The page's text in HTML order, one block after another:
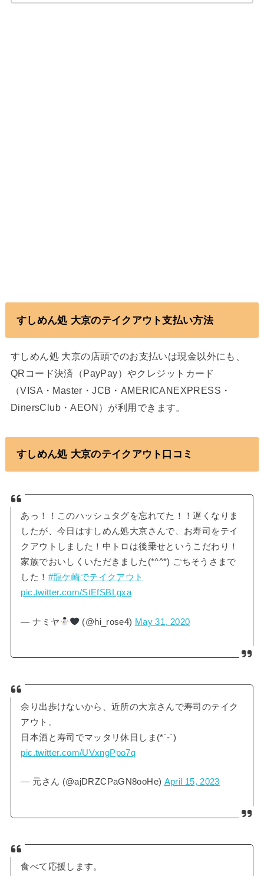
すしめん処 大京のテイクアウト支払い方法
すしめん処 大京の店頭でのお支払いは現金以外にも、
QRコード決済（PayPay）やクレジットカード
（VISA・Master・JCB・AMERICANEXPRESS・
DinersClub・AEON）が利用できます。
すしめん処 大京のテイクアウト口コミ
あっ！！このハッシュタグを忘れてた！！遅くなりま
したが、今日はすしめん処大京さんで、お寿司をテイ
クアウトしました！中トロは後乗せというこだわり！
家族でおいしくいただきました(*^^*) ごちそうさまで
した！ #龍ケ崎でテイクアウト
pic.twitter.com/StEfSBLgxa
— ナミヤ (@hi_rose4) May 31, 2020
余り出歩けないから、近所の大京さんで寿司のテイク
アウト。
日本酒と寿司でマッタリ休日しま(*´-`)
pic.twitter.com/UVxngPpo7q
— 元さん (@ajDRZCPaGN8ooHe) April 15, 2023
食べて応援します。